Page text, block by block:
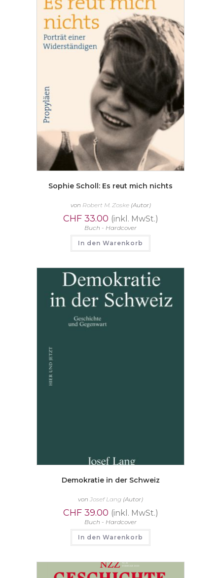
Sophie Scholl: Es reut mich nichts
von Robert M. Zoske(Autor)
CHF33.00 (inkl. MwSt.)
Buch - Hardcover
In den Warenkorb
Demokratie in der Schweiz
von Josef Lang (Autor)
CHF39.00 (inkl. MwSt.)
Buch - Hardcover
In den Warenkorb